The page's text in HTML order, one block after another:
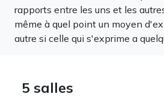
rapports entre les uns et les
même à quel point un moyen
autre si celle qui s'exprime a
5 salles